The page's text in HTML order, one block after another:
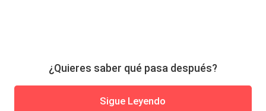
¿Quieres saber qué pasa después?
Sigue Leyendo